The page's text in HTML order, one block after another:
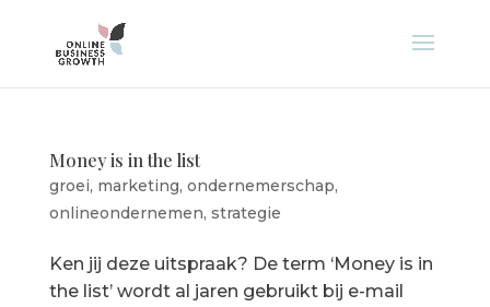
Money is in the list
groei, marketing, ondernemerschap,
onlineondernemen, strategie
Ken jij deze uitspraak? De term ‘Money is in
the list’ wordt al jaren gebruikt bij e-mail